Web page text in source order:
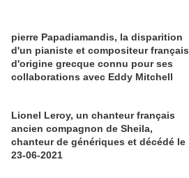
pierre Papadiamandis, la disparition
d'un pianiste et compositeur français
d'origine grecque connu pour ses
collaborations avec Eddy Mitchell
Lionel Leroy, un chanteur français
ancien compagnon de Sheila,
chanteur de génériques et décédé le
23-06-2021